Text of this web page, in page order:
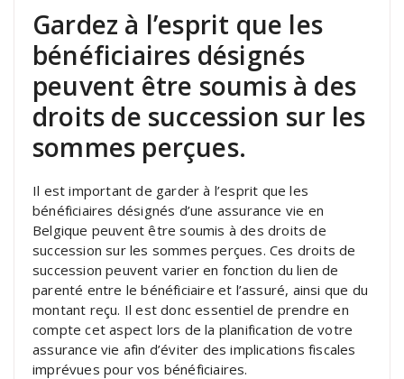
Gardez à l’esprit que les
bénéficiaires désignés
peuvent être soumis à des
droits de succession sur les
sommes perçues.
Il est important de garder à l’esprit que les
bénéficiaires désignés d’une assurance vie en
Belgique peuvent être soumis à des droits de
succession sur les sommes perçues. Ces droits de
succession peuvent varier en fonction du lien de
parenté entre le bénéficiaire et l’assuré, ainsi que du
montant reçu. Il est donc essentiel de prendre en
compte cet aspect lors de la planification de votre
assurance vie afin d’éviter des implications fiscales
imprévues pour vos bénéficiaires.